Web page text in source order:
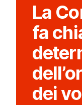
La
fa
dei